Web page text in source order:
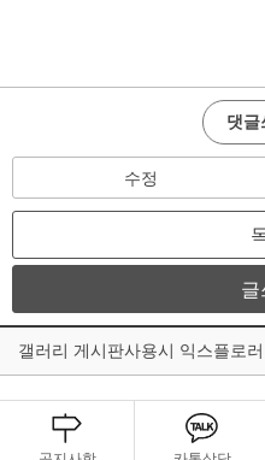
댓글
수정
글
갤러리 게시판사용시 익스플로